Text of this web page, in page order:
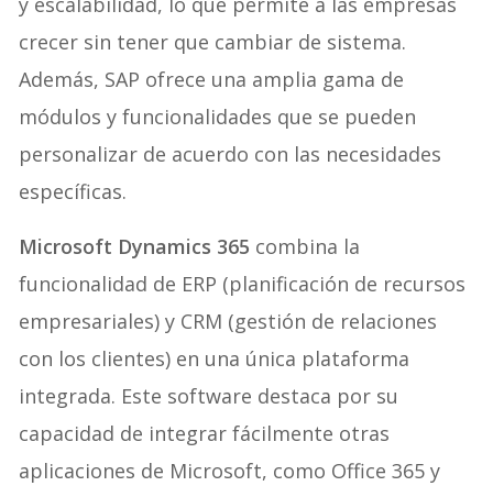
crecer sin tener que cambiar de sistema.
Además, SAP ofrece una amplia gama de
módulos y funcionalidades que se pueden
personalizar de acuerdo con las necesidades
específicas.
Microsoft Dynamics 365 combina la
funcionalidad de ERP (planificación de recursos
empresariales) y CRM (gestión de relaciones
con los clientes) en una única plataforma
integrada. Este software destaca por su
capacidad de integrar fácilmente otras
aplicaciones de Microsoft, como Office 365 y